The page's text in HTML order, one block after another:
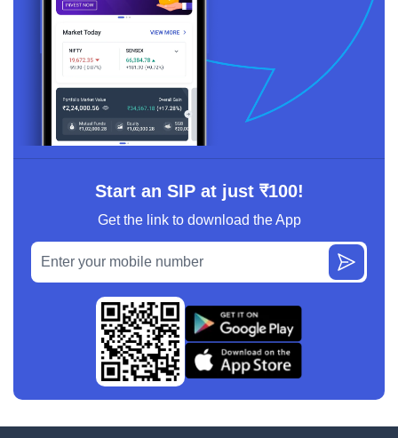
Start an SIP at just ₹100!
Get the link to download the App